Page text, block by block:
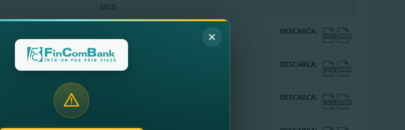
2022
DESCARCA:
DESCARCA: DESCARCA:
DESCARCA: DESCARCA: